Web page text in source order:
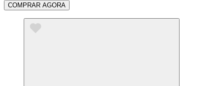
COMPRAR AGORA